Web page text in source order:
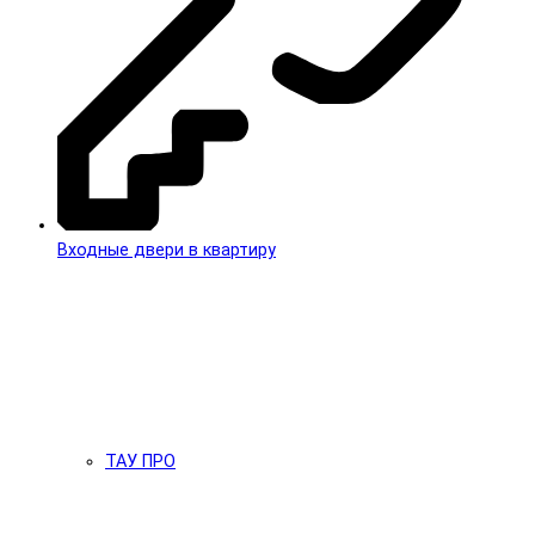
Входные двери в квартиру
ТАУ ПРО